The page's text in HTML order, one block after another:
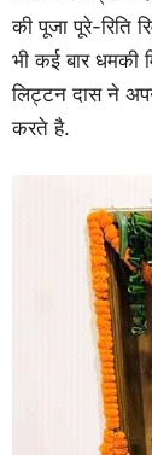
की पूजा पूरे-रिति
भी कई बार धमकी
लिट्टन दास ने
करते है.